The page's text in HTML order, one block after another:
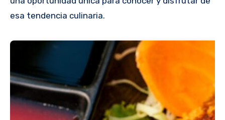
esa tendencia culinaria.